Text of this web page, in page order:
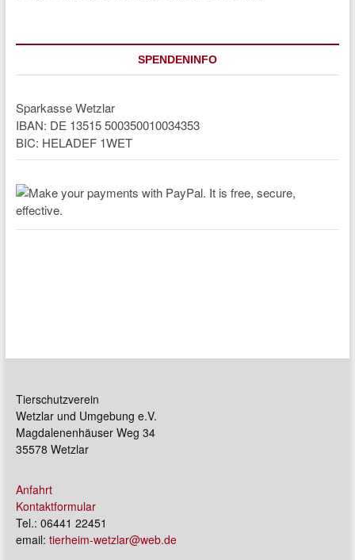
SPENDENINFO
Sparkasse Wetzlar
IBAN: DE 13515 500350010034353
BIC: HELADEF 1WET
Tierschutzverein
Wetzlar und Umgebung e.V.
Magdalenenhäuser Weg 34
35578 Wetzlar
Anfahrt
Kontaktformular
Tel.: 06441 22451
email: tierheim-wetzlar@web.de